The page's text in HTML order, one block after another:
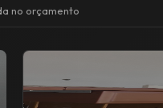
no orçamento